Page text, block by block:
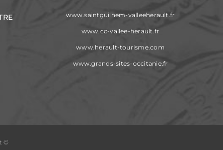
www.saintguilhem-valleeherault.fr
www.cc-vallee-herault.fr
www.herault-tourisme.com
www.grands-sites-occitanie.fr
©